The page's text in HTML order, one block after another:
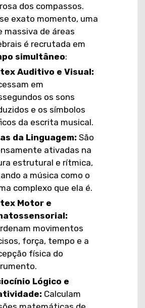
dos compassos.
exato momento, uma
massiva de áreas
é recrutada em
simultâneo:
Auditivo e Visual:
em
os sons
e os símbolos
da escrita musical.
da Linguagem: São
ativadas na
estrutural e rítmica,
a música como o
complexo que ela é.
Motor e
movimentos
força, tempo e a
física do
Lógico e
Calculam